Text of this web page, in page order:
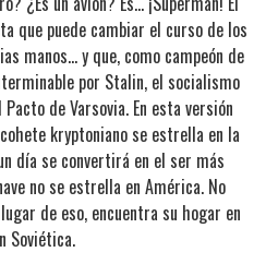
que puede cambiar el curso de los
manos... y que, como campeón de
por Stalin, el socialismo
de Varsovia. En esta versión
kryptoniano se estrella en la
día se convertirá en el ser más
no se estrella en América. No
de eso, encuentra su hogar en
Soviética.